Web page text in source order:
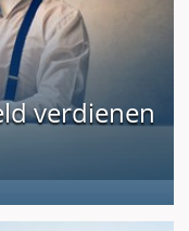
verdienen